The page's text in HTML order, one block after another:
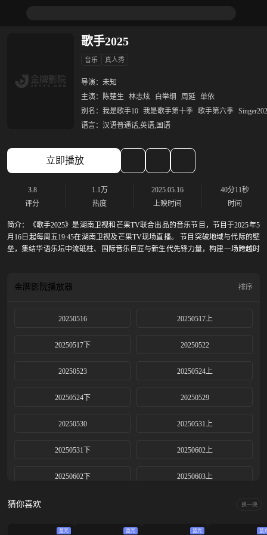
歌手2025
音乐 真人秀
导演： 未知
主演：
陈楚生 林志炫 白举纲 周延 单依
别名： 我是歌手10 我是歌手第十季 歌手第六季
语言： 汉语普通话,英语,国语
立即播放
3.8
评分
1.1万
热度
2025.05.16
上映时间
40分11秒
时间
简介：
《歌手2025》是湖南卫视和芒果TV联合出品的音乐节目，节目于2025年5
月16日起每周五19:45在湖南卫视及芒果TV现场直播。 节目突破地域与代际的壁
垒，集结华语乐坛中流砥柱、国际音乐巨匠与新生代先锋力量，构建一场跨越时
金牌影院播放器 排序
20250516 20250517上
20250517下 20250522
20250523 20250524上
20250524下 20250529
20250530 20250531上
20250531下 20250602上
20250602下 20250603上
20250605 20250606
猜你喜欢 换一换
蓝光 蓝光 蓝光 蓝